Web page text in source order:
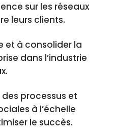
sur les réseaux
leurs clients.
et à consolider la
dans l’industrie
processus et
à l’échelle
le succès.